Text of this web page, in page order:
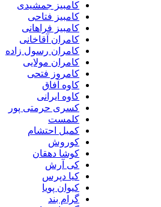
کامبیز جمشیدی
کامبیز فتاحی
کامبیز فراهانی
کامران آقاخانی
کامران رسول زاده
کامران مولایی
کامروز فتحی
کاوه آفاق
کاوه ایرانی
کسری حرمتی پور
کلمست
کمیل احتشام
کوروش
کوشا دهقان
کی آرش
کیا دپرس
کیوان پویا
گرام بند